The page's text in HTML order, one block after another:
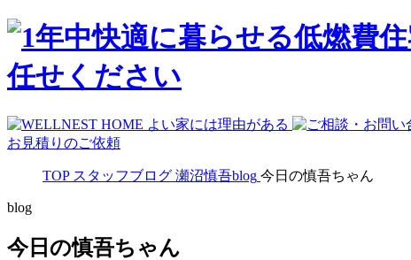
お見積りのご依頼
TOP スタッフブログ 瀬沼慎吾blog 今日の慎吾ちゃん
blog
今日の慎吾ちゃん